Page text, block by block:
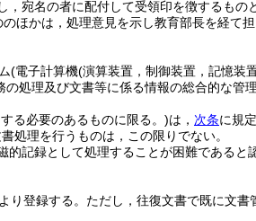
，宛名の者に配付して受領印を徴するもの
ほかは，処理意見を示し教育部長を経て
(電子計算機(演算装置，制御装置，記憶装
処理及び文書等に係る情報の総合的な管
る必要のあるものに限る。)は， 次条に規
処理を行うものは，この限りでない。
記録として処理することが困難であると
り登録する。 ただし，往復文書で既に文書